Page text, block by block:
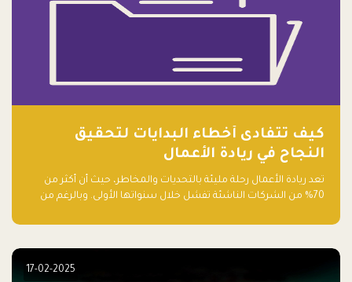
كيف تتفادى أخطاء البدايات لتحقيق
النجاح في ريادة الأعمال
تعد ريادة الأعمال رحلة مليئة بالتحديات والمخاطر، حيث أن أكثر من
70% من الشركات الناشئة تفشل خلال سنواتها الأولى. وبالرغم من
الكثيرون في بداية رحلتهم، وهي التي قد تعرقل نجاحهم. في هذا
17-02-2025